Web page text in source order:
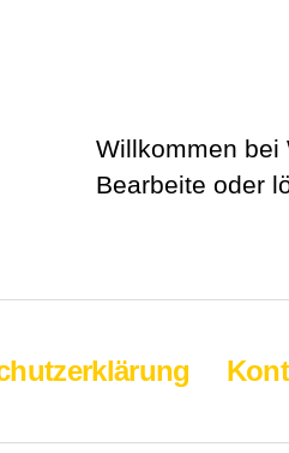
Willkommen bei
Bearbeite oder